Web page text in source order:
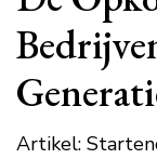
Artikel: